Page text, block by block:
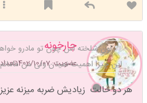
چارخونه
عضویت: 1402/10/07 تعداد
اون شلخته اس چون تو مادرو
این چیزا اهمیت نمیدن ولی من
هر دو حالت زیادیش ضربه میزنه